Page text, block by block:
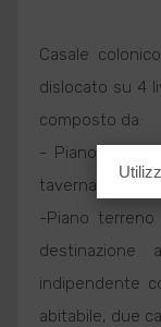
Casale
dislocato su 4
composto da:
- Piano
taverna,
-Piano
destinazione
indipendente
abitabile, due